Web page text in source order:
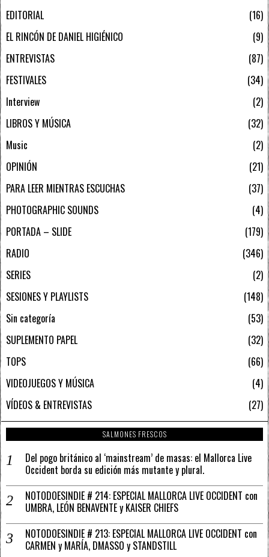
EDITORIAL
16
EL RINCÓN DE DANIEL HIGIÉNICO
9
ENTREVISTAS
87
FESTIVALES
34
Interview
2
LIBROS Y MÚSICA
32
Music
2
OPINIÓN
21
PARA LEER MIENTRAS ESCUCHAS
37
PHOTOGRAPHIC SOUNDS
4
PORTADA – SLIDE
179
RADIO
346
SERIES
2
SESIONES Y PLAYLISTS
148
Sin categoría
53
SUPLEMENTO PAPEL
32
TOPS
66
VIDEOJUEGOS Y MÚSICA
4
VÍDEOS & ENTREVISTAS
27
SALMONES FRESCOS
Del pogo británico al ‘mainstream’ de masas: el Mallorca Live
Occident borda su edición más mutante y plural.
NOTODOESINDIE # 214: ESPECIAL MALLORCA LIVE OCCIDENT con
UMBRA, LEÓN BENAVENTE y KAISER CHIEFS
NOTODOESINDIE # 213: ESPECIAL MALLORCA LIVE OCCIDENT con
CARMEN y MARÍA, DMASSO y STANDSTILL